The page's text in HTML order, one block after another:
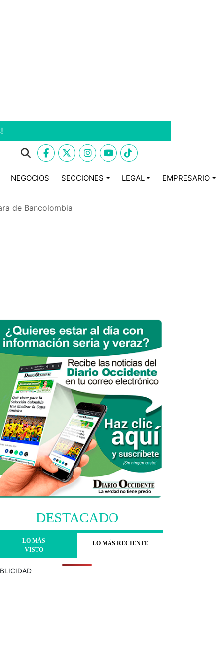
NEGOCIOS SECCIONES LEGAL EMPRESARIO
de Bancolombia
DESTACADO
LO MÁS
VISTO
LO MÁS RECIENTE